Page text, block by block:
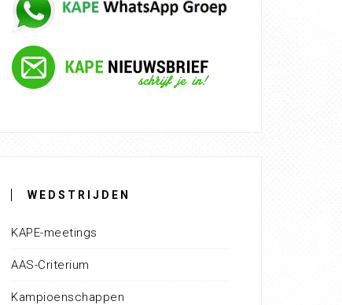
WEDSTRIJDEN
KAPE-meetings
AAS-Criterium
Kampioenschappen